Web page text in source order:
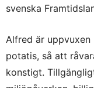
svenska
Alfred är
potatis, så att
konstigt.